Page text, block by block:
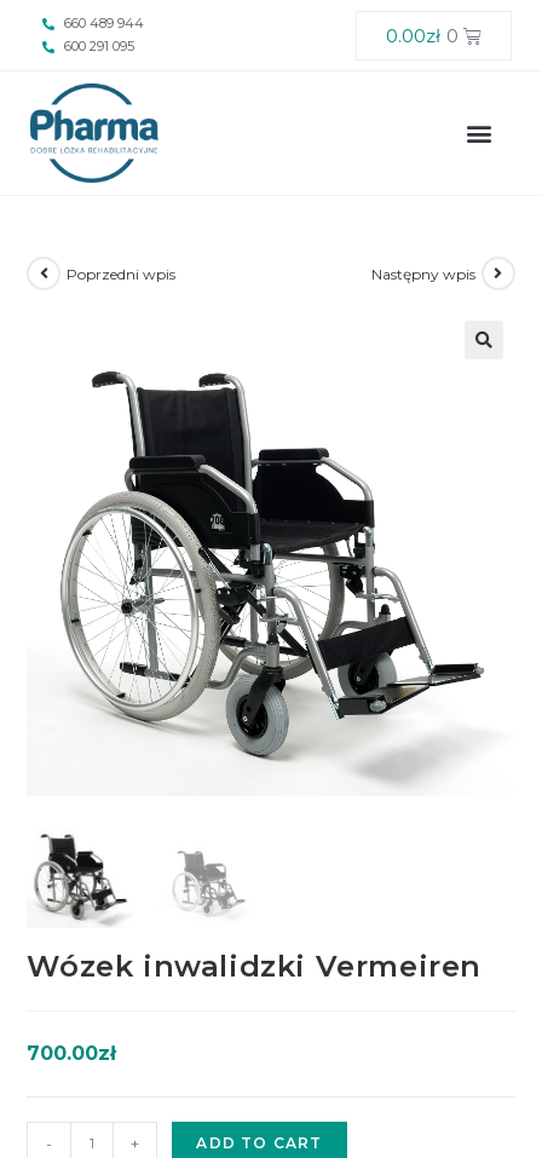
660 489 944
600 291 095
0.00zł 0
Poprzedni wpis Następny wpis
Wózek inwalidzki Vermeiren
700.00zł
- + ADD TO CART